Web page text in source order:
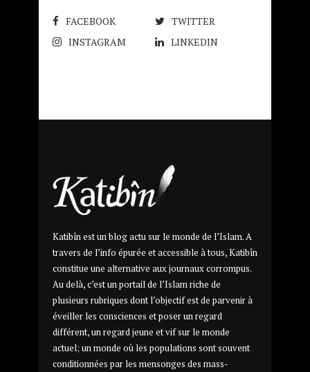
FACEBOOK
TWITTER
INSTAGRAM
LINKEDIN
Katibîn est un blog actu sur le monde de l’Islam. A
travers de l’info épurée et accessible à tous, Katibîn
constitue une alternative aux journaux corrompus.
Au delà, c’est un portail de l’Islam riche de
plusieurs rubriques dont l’objectif est de parvenir à
éveiller les consciences et poser un regard
différent, un regard jeune et vif sur le monde
actuel; un monde où les populations sont souvent
conditionnées par les mensonges des mass-